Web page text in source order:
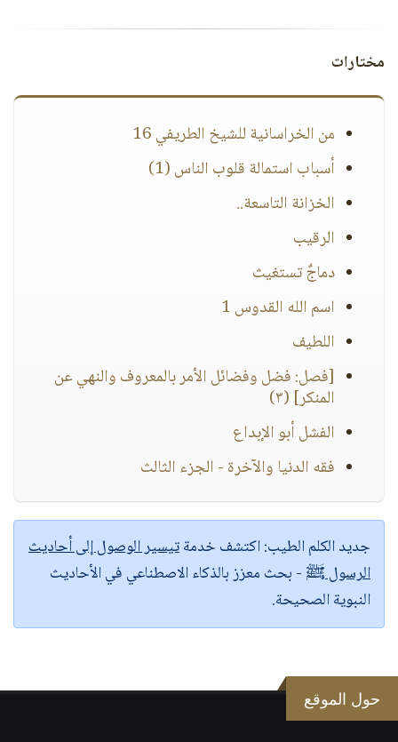
مختارات
من الخراسانية للشيخ الطريفي 16
أسباب استمالة قلوب الناس (1)
الخزانة التاسعة..
الرقيب
دماجٌ تستغيث
اسم الله القدوس 1
اللطيف
[فصل: فضل وفضائل الأمر بالمعروف والنهي عن
المنكر] (٣)
الفشل أبو الإبداع
فقه الدنيا والآخرة - الجزء الثالث
جديد الكلم الطيب:اكتشف خدمةتيسير الوصول إلى أحاديث
الرسول ﷺ - بحث معزز بالذكاء الاصطناعي في الأحاديث
النبوية الصحيحة.
حول الموقع